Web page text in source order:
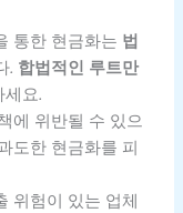
통한 현금화는 법
. 합법적인 루트만
요.
에 위반될 수 있으
도한 현금화를 피
위험이 있는 업체